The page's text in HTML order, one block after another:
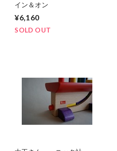
イン＆オン
¥6,160
SOLD OUT